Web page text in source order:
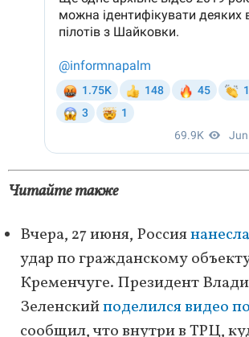
Читайте также
Вчера, 27 июня, Россиянанесла
удар по гражданскому
Кременчуге. Президент
Зеленскийподелился видео
сообщил, что внутри в ТРЦ,